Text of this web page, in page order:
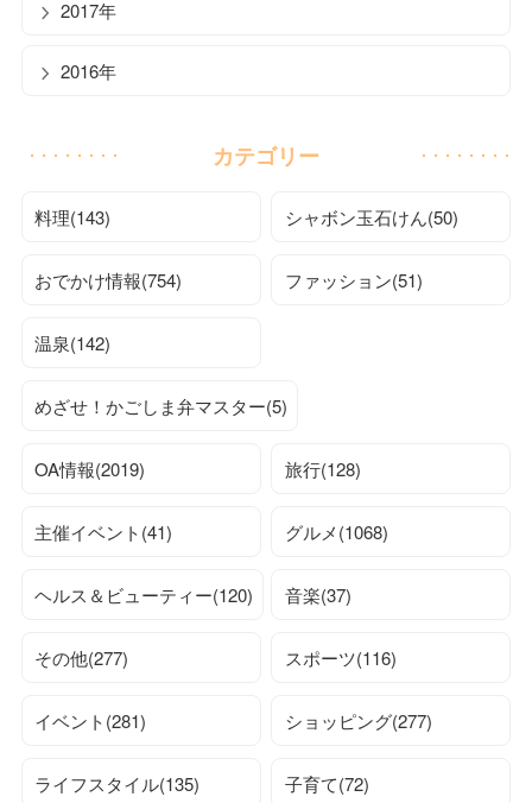
2017年
2016年
カテゴリー
料理(143) シャボン玉石けん(50)
おでかけ情報(754) ファッション(51)
温泉(142)
めざせ！かごしま弁マスター(5)
OA情報(2019) 旅行(128)
主催イベント(41) グルメ(1068)
ヘルス＆ビューティー(120) 音楽(37)
その他(277) スポーツ(116)
イベント(281) ショッピング(277)
ライフスタイル(135) 子育て(72)